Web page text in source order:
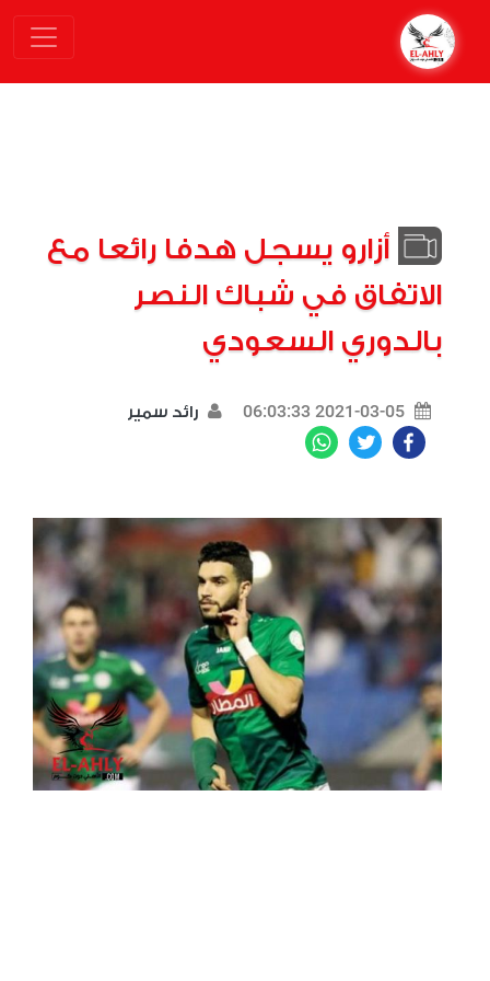
أزارو يسجل هدفا رائعا مع
الاتفاق في شباك النصر
بالدوري السعودي
2021-03-05 06:03:33 رائد سمير
Facebook
Twitter